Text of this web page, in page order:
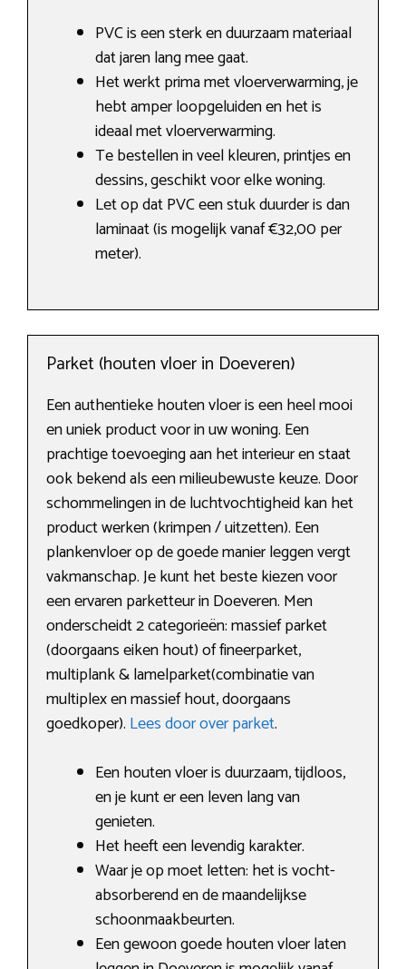
PVC is een sterk en duurzaam materiaal
dat jaren lang mee gaat.
Het werkt prima met vloerverwarming, je
hebt amper loopgeluiden en het is
ideaal met vloerverwarming.
Te bestellen in veel kleuren, printjes en
dessins, geschikt voor elke woning.
Let op dat PVC een stuk duurder is dan
laminaat (is mogelijk vanaf €32,00 per
meter).
Parket (houten vloer in Doeveren)
Een authentieke houten vloer is een heel mooi
en uniek product voor in uw woning. Een
prachtige toevoeging aan het interieur en staat
ook bekend als een milieubewuste keuze. Door
schommelingen in de luchtvochtigheid kan het
product werken (krimpen / uitzetten). Een
plankenvloer op de goede manier leggen vergt
vakmanschap. Je kunt het beste kiezen voor
een ervaren parketteur in Doeveren. Men
onderscheidt 2 categorieën: massief parket
(doorgaans eiken hout) of fineerparket,
multiplank & lamelparket(combinatie van
multiplex en massief hout, doorgaans
goedkoper). Lees door over parket.
Een houten vloer is duurzaam, tijdloos,
en je kunt er een leven lang van
genieten.
Het heeft een levendig karakter.
Waar je op moet letten: het is vocht-
absorberend en de maandelijkse
schoonmaakbeurten.
Een gewoon goede houten vloer laten